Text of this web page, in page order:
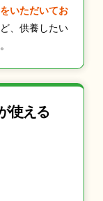
いただいてお
、供養したい
使える